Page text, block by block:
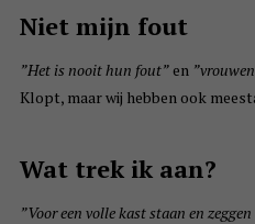
Niet mijn fout
”Het is nooit hun fout”en
Klopt, maar wij hebben ook
Wat trek ik aan?
”Voor een volle kast staan en